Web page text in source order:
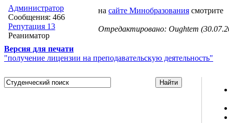
Администратор
Сообщения: 466
Репутация 13
Реаниматор
на сайте Минобразования смотрите
Отредактировано: Oughtem
Версия для печати
"получение лицензии на преподавательскую деятельность"